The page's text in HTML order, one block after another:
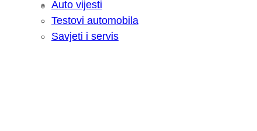
Savjetujemo: Što učiniti kada vaš
Auto vijesti
Testovi automobila
Savjeti i servis